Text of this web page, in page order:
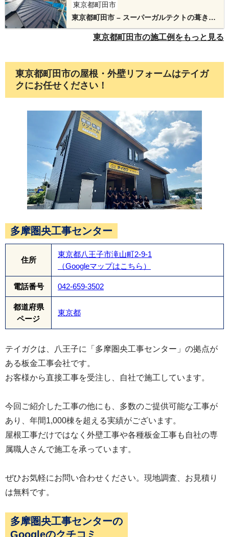
工事が完了しました。スーパーガルテクトによっ
て綺麗な屋根に生まれ変わりました。
東京都町田市
東京都町田市 – スーパーガルテクトの葺き替
え工法で地震に強い屋根へリフォーム
東京都町田市の施工例をもっと見る
東京都町田市の屋根・外壁リフォームはテイガ
クにお任せください！
多摩圏央工事センター
住所
東京都八王子市滝山町2-9-1
（Googleマップはこちら）
電話番号 042-659-3502
都道府県
ページ
東京都
テイガクは、八王子に「多摩圏央工事センター」の拠点が
ある板金工事会社です。
お客様から直接工事を受注し、自社で施工しています。
今回ご紹介した工事の他にも、多数のご提供可能な工事が
あり、年間1,000棟を超える実績がございます。
屋根工事だけではなく外壁工事や各種板金工事も自社の専
属職人さんで施工を承っています。
ぜひお気軽にお問い合わせください。現地調査、お見積り
は無料です。
多摩圏央工事センターの
Googleのクチコミ